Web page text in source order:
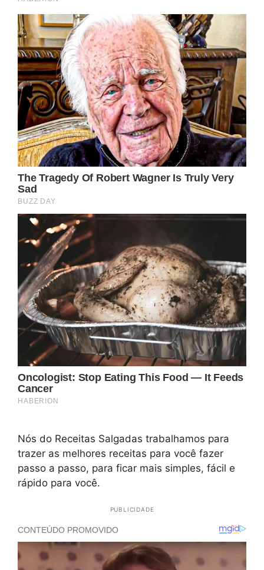
Nós do Receitas Salgadas trabalhamos para
trazer as melhores receitas para você fazer
passo a passo, para ficar mais simples, fácil e
rápido para você.
PUBLICIDADE